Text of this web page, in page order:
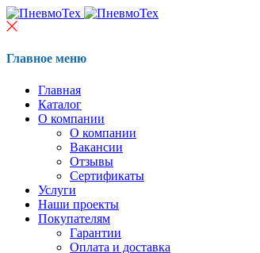
Главное меню
Главная
Каталог
О компании
О компании
Вакансии
Отзывы
Сертификаты
Услуги
Наши проекты
Покупателям
Гарантии
Оплата и доставка